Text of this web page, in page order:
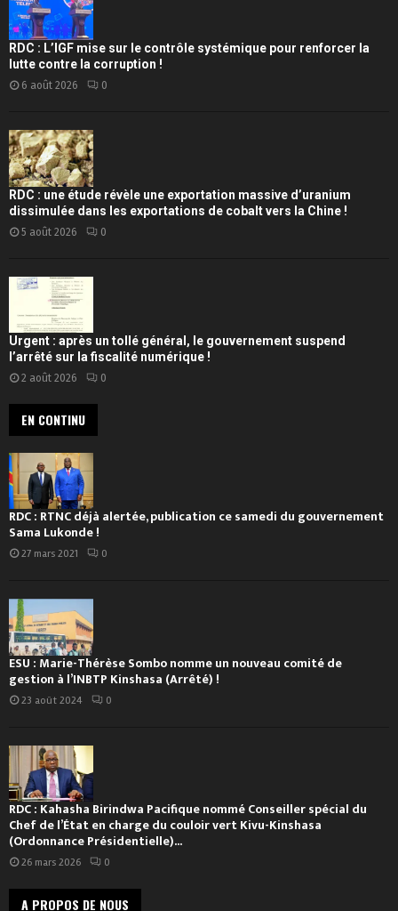
RDC : L’IGF mise sur le contrôle systémique pour renforcer la
lutte contre la corruption !
6 août 2026 0
RDC : une étude révèle une exportation massive d’uranium
dissimulée dans les exportations de cobalt vers la Chine !
5 août 2026 0
Urgent : après un tollé général, le gouvernement suspend
l’arrêté sur la fiscalité numérique !
2 août 2026 0
EN CONTINU
RDC : RTNC déjà alertée, publication ce samedi du gouvernement
Sama Lukonde !
27 mars 2021 0
ESU : Marie-Thérèse Sombo nomme un nouveau comité de
gestion à l’INBTP Kinshasa (Arrêté) !
23 août 2024 0
RDC : Kahasha Birindwa Pacifique nommé Conseiller spécial du
Chef de l’État en charge du couloir vert Kivu-Kinshasa
(Ordonnance Présidentielle)...
26 mars 2026 0
A PROPOS DE NOUS